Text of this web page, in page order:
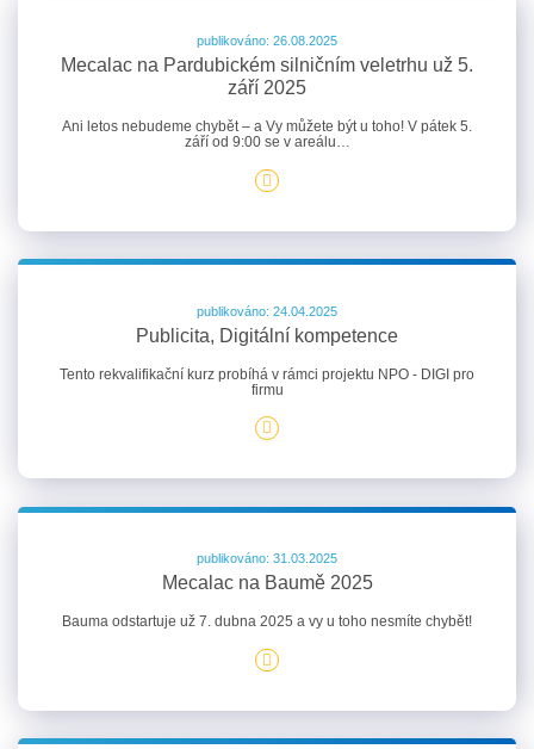
publikováno: 26.08.2025
Mecalac na Pardubickém silničním veletrhu už 5.
září 2025
Ani letos nebudeme chybět – a Vy můžete být u toho! V pátek 5.
září od 9:00 se v areálu…
publikováno: 24.04.2025
Publicita, Digitální kompetence
Tento rekvalifikační kurz probíhá v rámci projektu NPO - DIGI pro
firmu
publikováno: 31.03.2025
Mecalac na Baumě 2025
Bauma odstartuje už 7. dubna 2025 a vy u toho nesmíte chybět!